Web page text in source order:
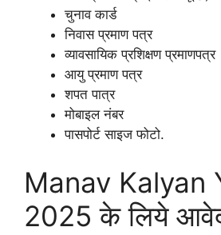
चुनाव कार्ड
निवास प्रमाण पत्र
व्यावसायिक प्रशिक्षण प्रमाणपत्र
आयु प्रमाण पत्र
शपत पात्र
मोबाइल नंबर
पासपोर्ट साइज फोटो.
Manav Kalyan
2025 के लिये